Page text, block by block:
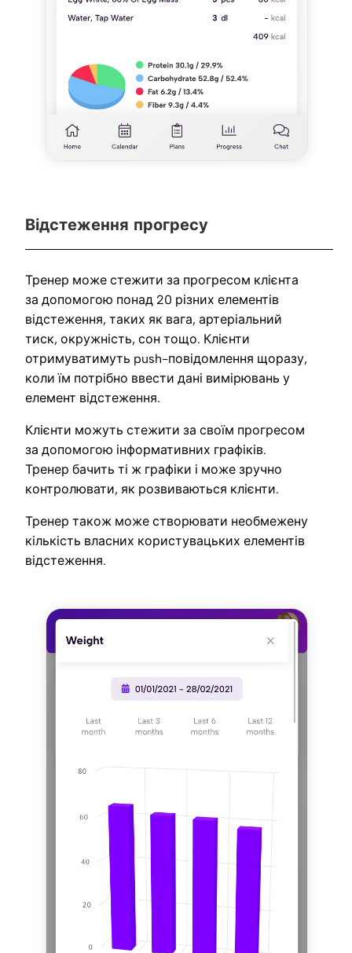
Відстеження прогресу
Тренер може стежити за прогресом клієнта
за допомогою понад 20 різних елементів
відстеження, таких як вага, артеріальний
тиск, окружність, сон тощо. Клієнти
отримуватимуть push-повідомлення щоразу,
коли їм потрібно ввести дані вимірювань у
елемент відстеження.
Клієнти можуть стежити за своїм прогресом
за допомогою інформативних графіків.
Тренер бачить ті ж графіки і може зручно
контролювати, як розвиваються клієнти.
Тренер також може створювати необмежену
кількість власних користувацьких елементів
відстеження.